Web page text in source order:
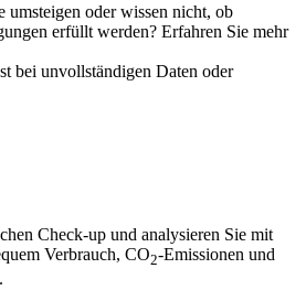
umsteigen oder wissen nicht, ob
erfüllt werden? Erfahren Sie mehr
bei unvollständigen Daten oder
Check-up und analysieren Sie mit
Verbrauch, CO2-Emissionen und